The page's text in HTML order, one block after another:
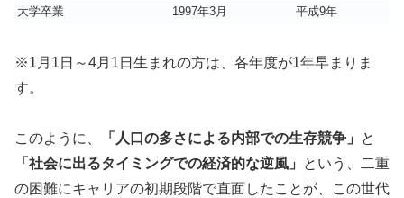
大学卒業
1997年3月 平成9年
※1月1日～4月1日生まれの方は、各年度が1年早まりま
す。
このように、 「人口の多さによる内部での生存競争」
と
「社会に出るタイミングでの経済的な逆風」
という、二重
の困難にキャリアの初期段階で直面したことが、この世代